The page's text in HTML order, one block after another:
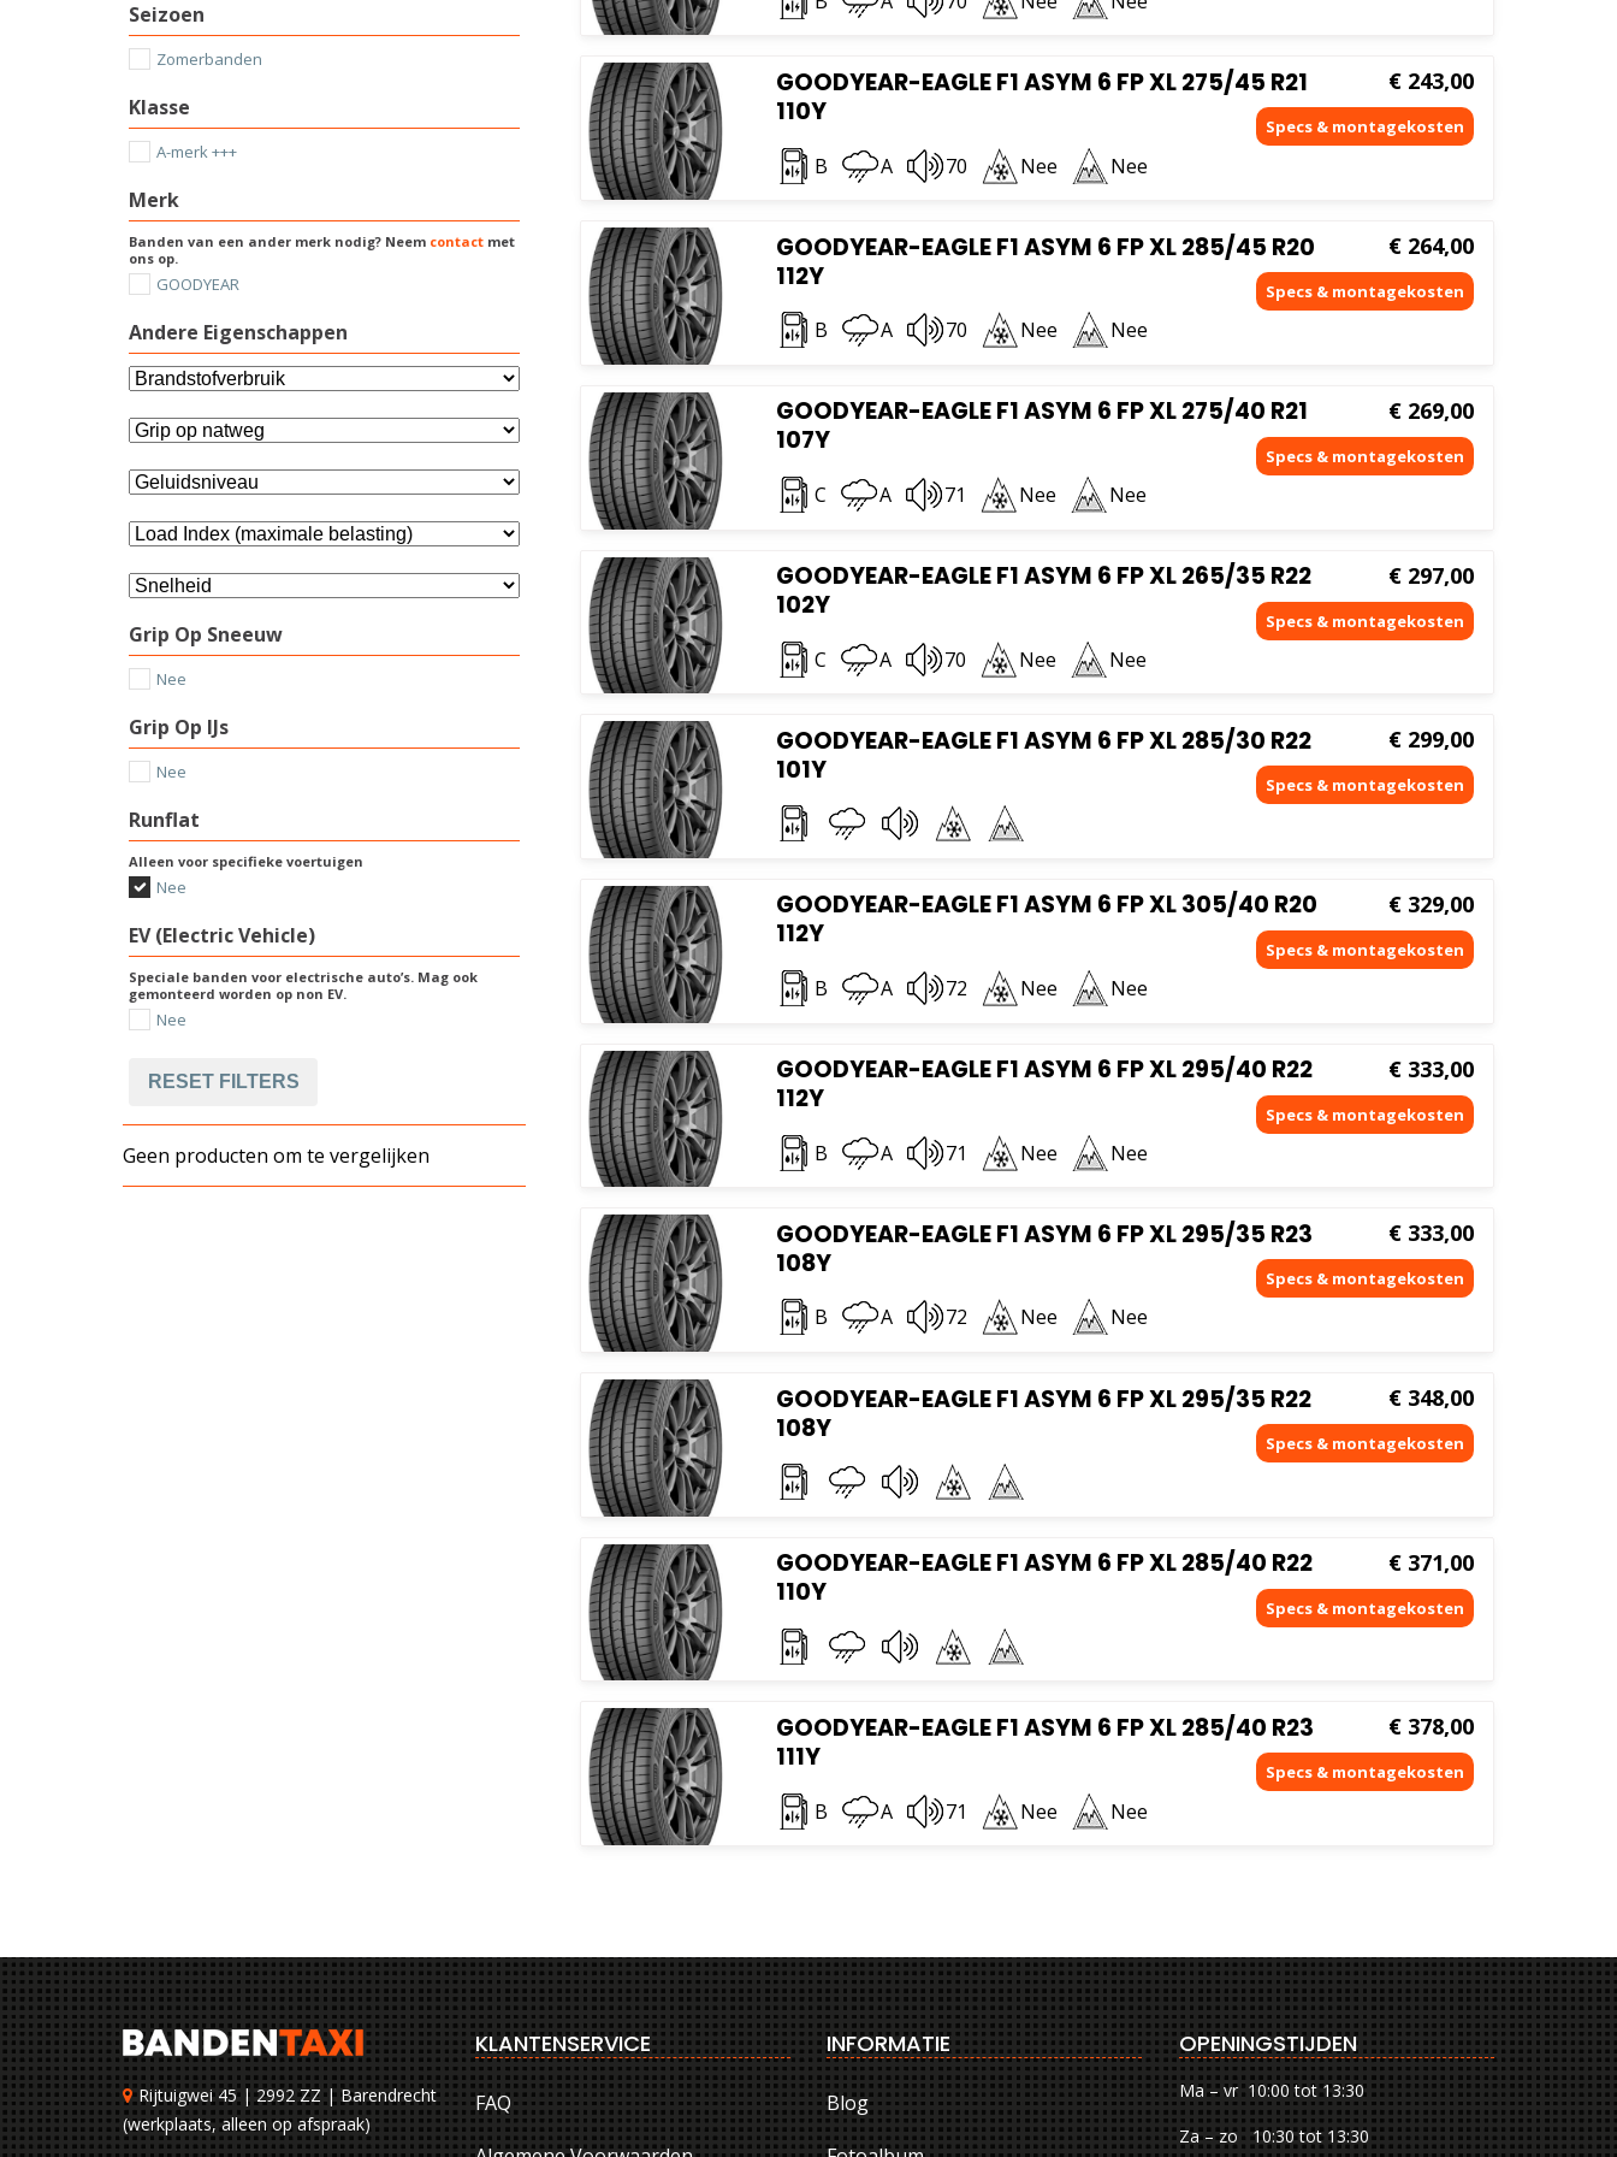
GOODYEAR-EAGLE F1 ASYM 6 FP XL 275/45 R21
110Y
B A 70 Nee Nee
€ 243,00
GOODYEAR-EAGLE F1 ASYM 6 FP XL 285/45 R20
112Y
B A 70 Nee Nee
€ 264,00
GOODYEAR-EAGLE F1 ASYM 6 FP XL 275/40 R21
107Y
C A 71 Nee Nee
€ 269,00
GOODYEAR-EAGLE F1 ASYM 6 FP XL 265/35 R22
102Y
C A 70 Nee Nee
€ 297,00
GOODYEAR-EAGLE F1 ASYM 6 FP XL 285/30 R22
101Y
€ 299,00
GOODYEAR-EAGLE F1 ASYM 6 FP XL 305/40 R20
112Y
B A 72 Nee Nee
€ 329,00
GOODYEAR-EAGLE F1 ASYM 6 FP XL 295/40 R22
112Y
B A 71 Nee Nee
€ 333,00
GOODYEAR-EAGLE F1 ASYM 6 FP XL 295/35 R23
108Y
B A 72 Nee Nee
€ 333,00
GOODYEAR-EAGLE F1 ASYM 6 FP XL 295/35 R22
108Y
€ 348,00
GOODYEAR-EAGLE F1 ASYM 6 FP XL 285/40 R22
110Y
€ 371,00
GOODYEAR-EAGLE F1 ASYM 6 FP XL 285/40 R23
111Y
B A 71 Nee Nee
€ 378,00
Seizoen
Zomerbanden
Klasse
A-merk +++
Merk
Banden van een ander merk nodig? Neem contact met
ons op.
GOODYEAR
Andere Eigenschappen
Grip Op Sneeuw
Nee
Grip Op IJs
Nee
Runflat
Alleen voor specifieke voertuigen
Nee
EV (Electric Vehicle)
Speciale banden voor electrische auto’s. Mag ook
gemonteerd worden op non EV.
Nee
RESET FILTERS
Geen producten om te vergelijken
Rijtuigwei 45 | 2992 ZZ | Barendrecht
(werkplaats, alleen op afspraak)
KLANTENSERVICE
FAQ
INFORMATIE
Blog
OPENINGSTIJDEN
Ma – vr 10:00 tot 13:30
Za – zo 10:30 tot 13:30